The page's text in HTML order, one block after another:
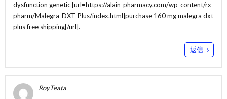
dysfunction genetic [url=https://alain-pharmacy.com/wp-content/rx-
pharm/Malegra-DXT-Plus/index.html]purchase 160 mg malegra dxt
plus free shipping[/url].
返信
RoyTeata